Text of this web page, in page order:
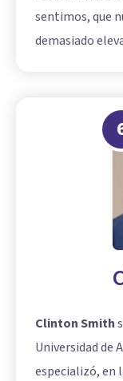
sentimos, que
demasiado
Clinton Smith
Universidad de
especializó, en